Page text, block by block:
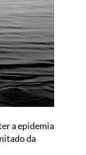
a epidemia
da